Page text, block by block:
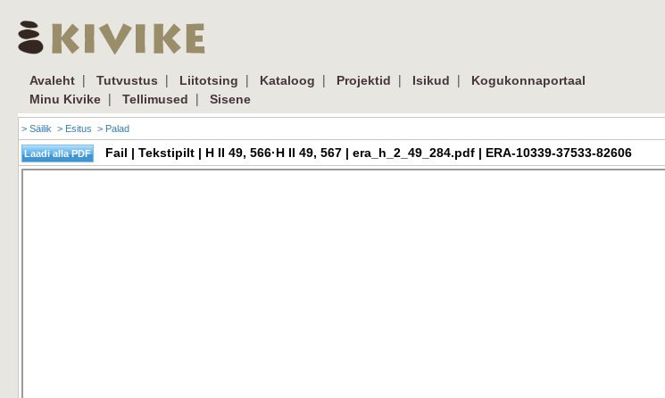
Avaleht | Tutvustus | Liitotsing | Kataloog | Projektid | Isikud |
Kogukonnaportaal
Minu Kivike | Tellimused | Sisene
> Säilik > Esitus > Palad
Fail | Tekstipilt | H II 49, 566·H II 49, 567 | era_h_2_49_284.pdf | ERA-10339-37533-82606